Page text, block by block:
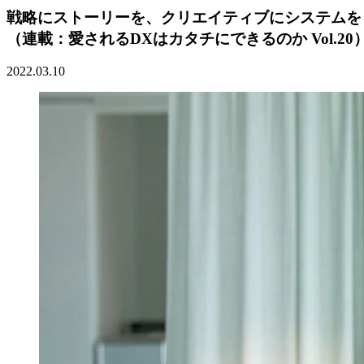
戦略にストーリーを、クリエイティブにシステムを
（連載：愛されるDXはカタチにできるのか Vol.20
2022.03.10